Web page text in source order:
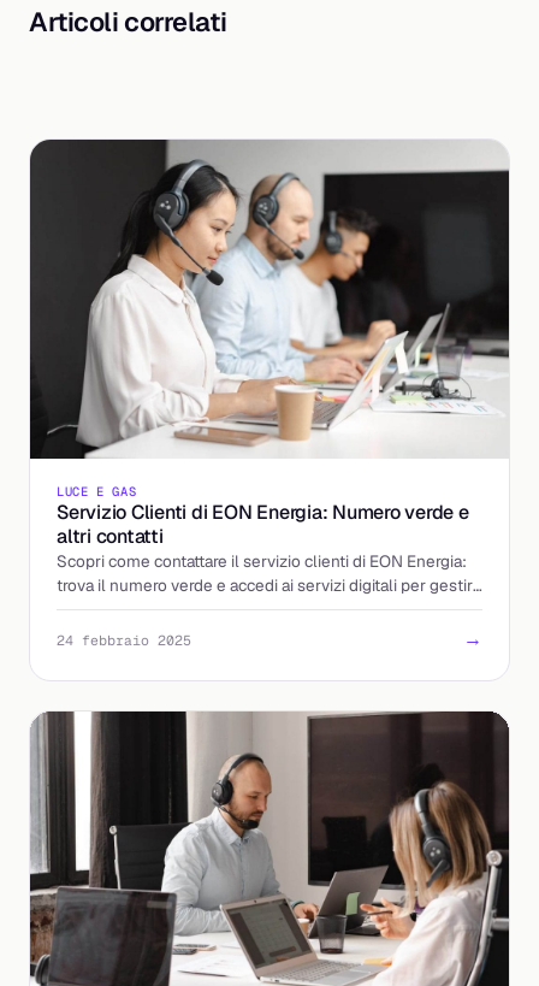
Articoli correlati
LUCE E GAS
Servizio Clienti di EON Energia: Numero verde e
altri contatti
Scopri come contattare il servizio clienti di EON Energia:
trova il numero verde e accedi ai servizi digitali per gestire
le utenze.
24 febbraio 2025 →